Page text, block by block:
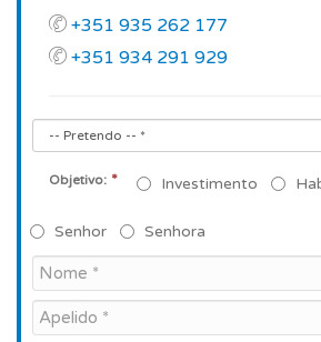
+351 935 262 177
+351 934 291 929
Objetivo: * Investimento
Senhor Senhora